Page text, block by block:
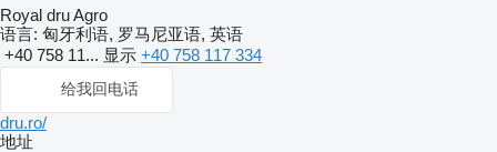
Royal dru Agro
语言: 匈牙利语, 罗马尼亚语, 英语
+40 758 11... 显示 +40 758 117 334
给我回电话
dru.ro/
地址